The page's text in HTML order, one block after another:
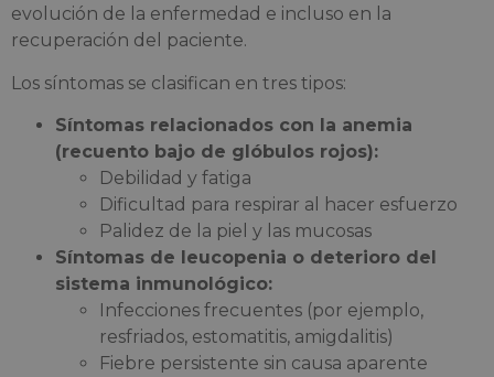
evolución de la enfermedad e incluso en la
recuperación del paciente.
Los síntomas se clasifican en tres tipos:
Síntomas relacionados con la anemia
(recuento bajo de glóbulos rojos):
Debilidad y fatiga
Dificultad para respirar al hacer esfuerzo
Palidez de la piel y las mucosas
Síntomas de leucopenia o deterioro del
sistema inmunológico:
Infecciones frecuentes (por ejemplo,
resfriados, estomatitis, amigdalitis)
Fiebre persistente sin causa aparente